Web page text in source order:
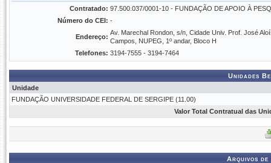
Contratado: 97.500.037/0001-10 - FUNDAÇÃO DE APOIO À
Número do CEI: -
Endereço:
Av. Marechal Rondon, s/n, Cidade Univ. Prof. José
Campos, NUPEG, 1º andar, Bloco H
Telefones: 3194-7555 - 3194-7464
Unidades
Unidade
FUNDAÇÃO UNIVERSIDADE FEDERAL DE SERGIPE (11.00)
Valor Total Contratual das
Arquivos